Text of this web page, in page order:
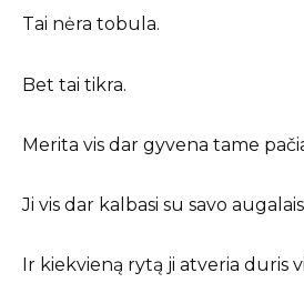
Tai nėra tobula.
Bet tai tikra.
Merita vis dar gyvena tame
Ji vis dar kalbasi su savo
Ir kiekvieną rytą ji atveria duris